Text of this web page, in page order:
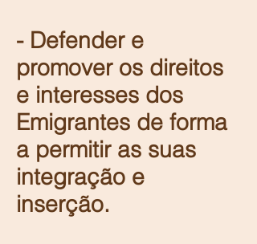
- Defender e
promover os direitos
e interesses dos
Emigrantes de forma
a permitir as suas
integração e
inserção.